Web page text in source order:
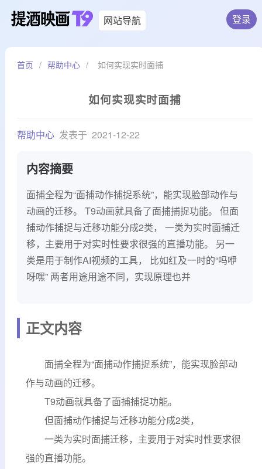
网站导航 登录
首页 / 帮助中心 / 如何实现实时面捕
如何实现实时面捕
帮助中心 发表于 2021-12-22
内容摘要
面捕全程为“面捕动作捕捉系统”，能实现脸部动作与
动画的迁移。 T9动画就具备了面捕捕捉功能。 但面
捕动作捕捉与迁移功能分成2类， 一类为实时面捕迁
移，主要用于对实时性要求很强的直播功能。 另一
类是用于制作AI视频的工具， 比如红及一时的“吗咿
呀嘿” 两者用途用途不同，实现原理也并
正文内容
面捕全程为“面捕动作捕捉系统”，能实现脸部动
作与动画的迁移。
T9动画就具备了面捕捕捉功能。
但面捕动作捕捉与迁移功能分成2类，
一类为实时面捕迁移，主要用于对实时性要求很
强的直播功能。